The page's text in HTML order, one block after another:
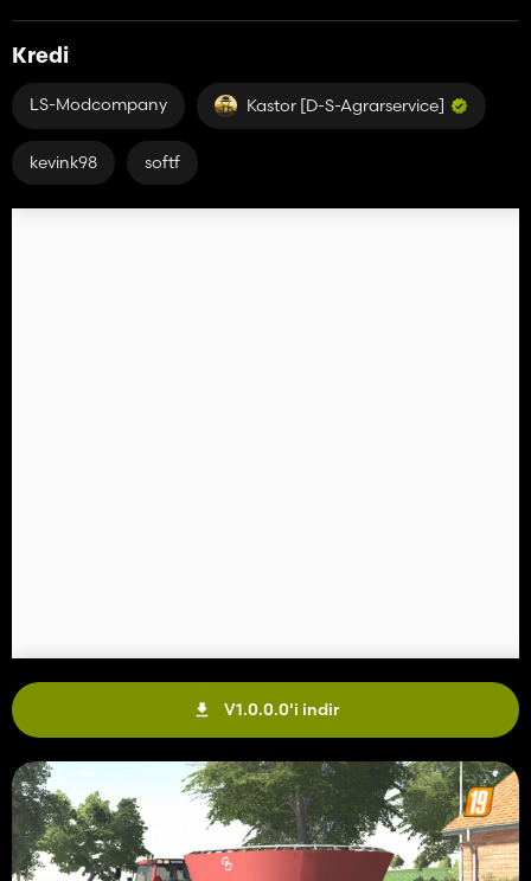
Kredi
LS-Modcompany Kastor [D-S-Agrarservice]
kevink98 softf
V1.0.0.0'i indir